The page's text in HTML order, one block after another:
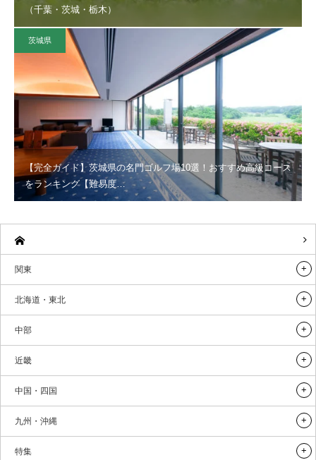
（千葉・茨城・栃木）
茨城県
【完全ガイド】茨城県の名門ゴルフ場10選！おすすめ高級コース
をランキング【難易度…
関東
北海道・東北
中部
近畿
中国・四国
九州・沖縄
特集